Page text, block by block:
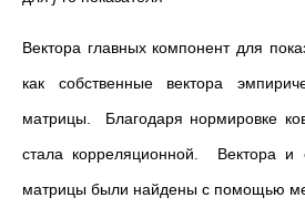
Вектора главных компонент для
как собственные вектора
матрицы. Благодаря нормировке
стала корреляционной. Вектора и
матрицы были найдены с помощью